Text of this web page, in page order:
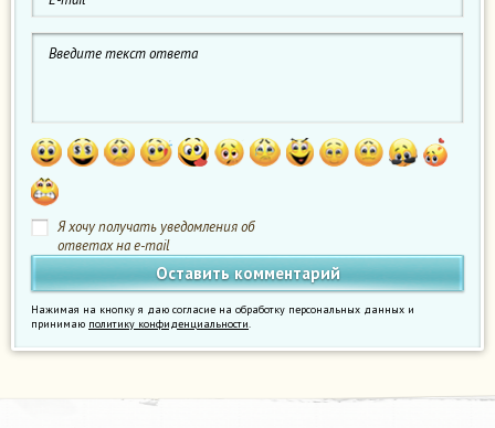
Я хочу получать уведомления об
ответах на e-mail
Нажимая на кнопку я даю согласие на обработку персональных данных и
принимаю политику конфиденциальности.